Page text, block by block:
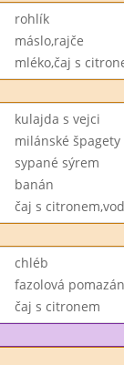
rohlík
máslo,rajče
mléko,čaj s
kulajda s vejci
milánské špagety
sypané sýrem
banán
čaj s
chléb
fazolová
čaj s citronem